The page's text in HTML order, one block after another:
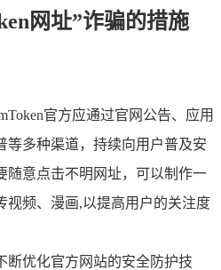
网址”诈骗的措施
官方应通过官网公告、应用
等多种渠道，持续向用户普及安
随意点击不明网址，可以制作一
视频、漫画,以提高用户的关注度
断优化官方网站的安全防护技